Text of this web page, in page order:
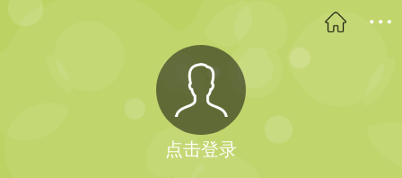
点击登录